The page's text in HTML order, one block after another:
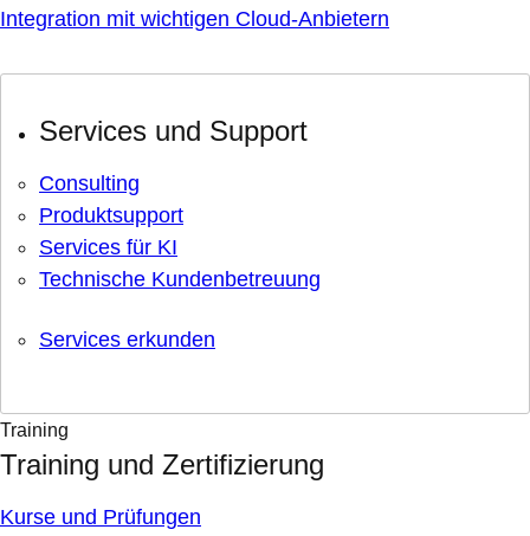
Integration mit wichtigen Cloud-Anbietern
Services und Support
Consulting
Produktsupport
Services für KI
Technische Kundenbetreuung
Services erkunden
Training
Training und Zertifizierung
Kurse und Prüfungen